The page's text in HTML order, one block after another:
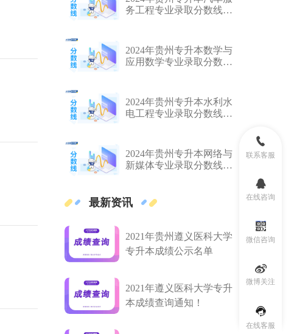
联系客服
在线咨询
微信咨询
微博关注
在线客服
务工程专业录取分数线是
2024年贵州专升本数学与
应用数学专业录取分数线
2024年贵州专升本水利水
电工程专业录取分数线是
2024年贵州专升本网络与
新媒体专业录取分数线是
最新资讯
2021年贵州遵义医科大学
专升本成绩公示名单
2021年遵义医科大学专升
本成绩查询通知！